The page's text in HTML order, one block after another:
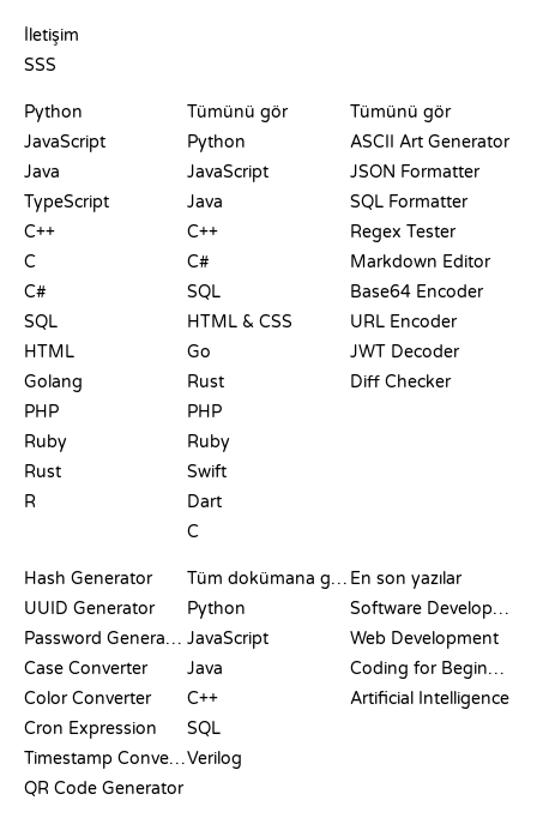
İletişim
SSS
Python
JavaScript
Java
TypeScript
C++
C
C#
SQL
HTML
Golang
PHP
Ruby
Rust
R
Tümünü gör
Python
JavaScript
Java
C++
C#
SQL
HTML & CSS
Go
Rust
PHP
Ruby
Swift
Dart
C
Tümünü gör
ASCII Art Generator
JSON Formatter
SQL Formatter
Regex Tester
Markdown Editor
Base64 Encoder
URL Encoder
JWT Decoder
Diff Checker
Hash Generator
UUID Generator
Password Generator
Case Converter
Color Converter
Cron Expression
Timestamp Converter
QR Code Generator
Tüm dokümana göz at
Python
JavaScript
Java
C++
SQL
Verilog
En son yazılar
Software Development
Web Development
Coding for Beginners
Artificial Intelligence